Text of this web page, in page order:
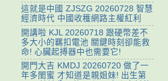
這就是中國 ZJSZG 20260728 智慧
經濟時代 中國收穫網路主權紅利
開講啦 KJL 20260718 跟硬幣差不
多大小的羈扣電池 關鍵時刻卻能救
命! 心臟起搏器中也需要它!
開門大吉 KMDJ 20260720 做了一
年多閨蜜 才知道是親姐妹! 出生第